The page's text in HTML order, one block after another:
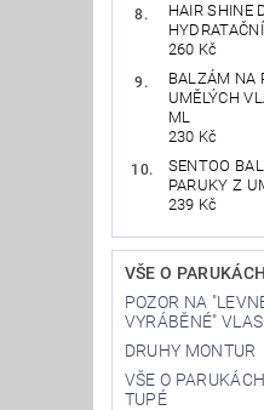
HAIR SHINE
260 Kč
BALZÁM NA
UMĚLÝCH
ML
230 Kč
SENTOO
PARUKY Z
239 Kč
VŠE O
POZOR NA
VYRÁBĚNÉ"
DRUHY MONTUR
VŠE O
TUPÉ